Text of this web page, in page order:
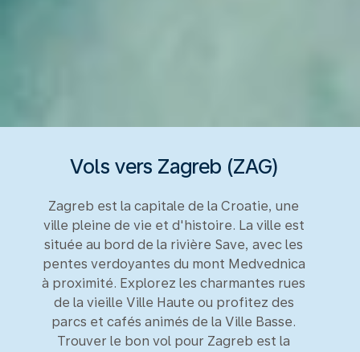
Vols vers Zagreb (ZAG)
Zagreb est la capitale de la Croatie, une
ville pleine de vie et d'histoire. La ville est
située au bord de la rivière Save, avec les
pentes verdoyantes du mont Medvednica
à proximité. Explorez les charmantes rues
de la vieille Ville Haute ou profitez des
parcs et cafés animés de la Ville Basse.
Trouver le bon vol pour Zagreb est la